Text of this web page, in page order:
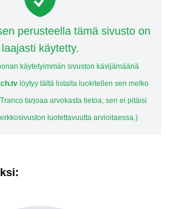
perusteella tämä sivusto on
laajasti käytetty.
käytetyimmän sivuston kävijämääriä
löytyy tältä listalta luokitellen sen melko
tarjoaa arvokasta tietoa, sen ei pitäisi
luotettavuutta arvioitaessa.)